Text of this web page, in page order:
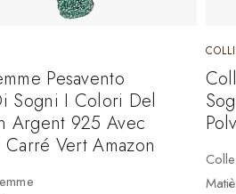
Pesavento
Sogni I Colori Del
Argent 925 Avec
Vert Amazon